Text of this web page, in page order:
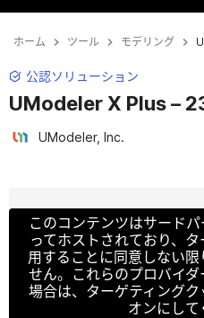
ホーム ツール モデリング
公認ソリューション
UModeler X Plus –
UModeler, Inc.
このコンテンツはサード
ってホストされており、
用することに同意しない
せん。これらのプロバイ
場合は、ターゲティング
オンにして